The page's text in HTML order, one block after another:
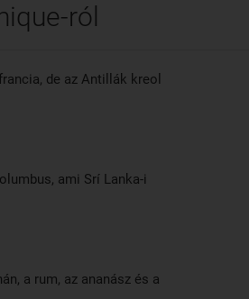
ról
de az Antillák kreol
ami Srí Lanka-i
a rum, az ananász és a